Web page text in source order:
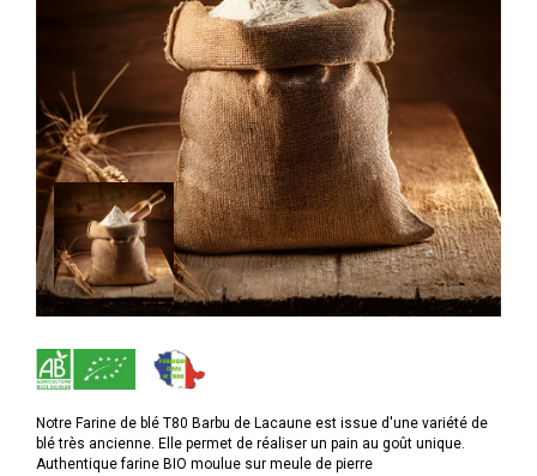
Notre Farine de blé T80 Barbu de Lacaune est issue d'une variété de
blé très ancienne. Elle permet de réaliser un pain au goût unique.
Authentique farine BIO moulue sur meule de pierre